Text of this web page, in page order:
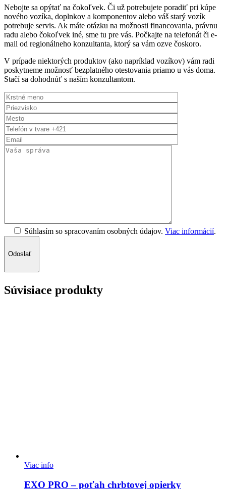
Nebojte sa opýtať na čokoľvek. Či už potrebujete poradiť pri kúpe
nového vozíka, doplnkov a komponentov alebo váš starý vozík
potrebuje servis. Ak máte otázku na možnosti financovania, právnu
radu alebo čokoľvek iné, sme tu pre vás. Počkajte na telefonát či e-
mail od regionálneho konzultanta, ktorý sa vám ozve čoskoro.
V prípade niektorých produktov (ako napríklad vozíkov) vám radi
poskytneme možnosť bezplatného otestovania priamo u vás doma.
Stačí sa dohodnúť s naším konzultantom.
Súhlasím so spracovaním osobných údajov. Viac informácií.
Odoslať
Súvisiace produkty
Viac info
EXO PRO – poťah chrbtovej opierky